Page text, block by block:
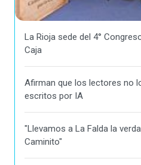
La Rioja sede del 4°
Caja
Afirman que los lectores no
escritos por IA
"Llevamos a La Falda la
Caminito"